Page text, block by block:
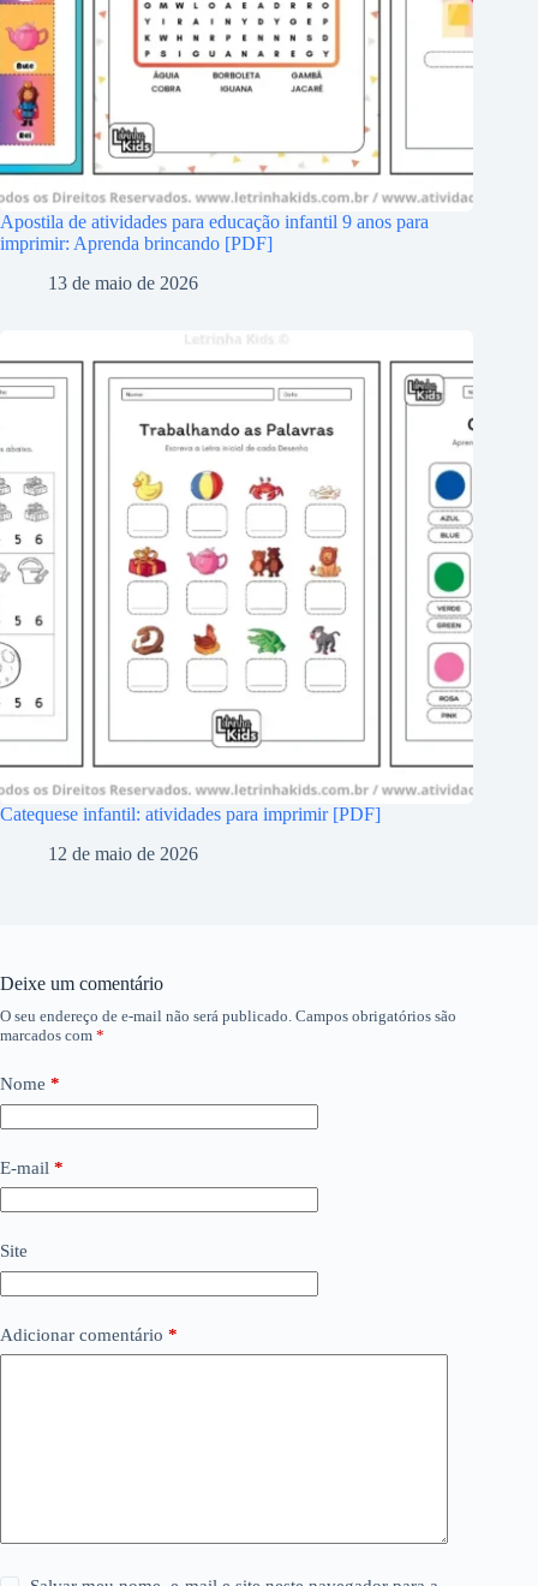
Apostila de atividades para educação infantil 9 anos para
imprimir: Aprenda brincando [PDF]
13 de maio de 2026
Catequese infantil: atividades para imprimir [PDF]
12 de maio de 2026
Deixe um comentário
O seu endereço de e-mail não será publicado. Campos obrigatórios são
marcados com *
Nome *
E-mail *
Site
Adicionar comentário *